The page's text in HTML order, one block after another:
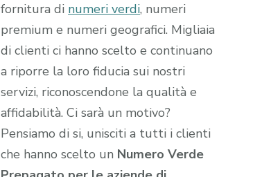
fornitura di numeri verdi, numeri
premium e numeri geografici. Migliaia
di clienti ci hanno scelto e continuano
a riporre la loro fiducia sui nostri
servizi, riconoscendone la qualità e
affidabilità. Ci sarà un motivo?
Pensiamo di si, unisciti a tutti i clienti
che hanno scelto un Numero Verde